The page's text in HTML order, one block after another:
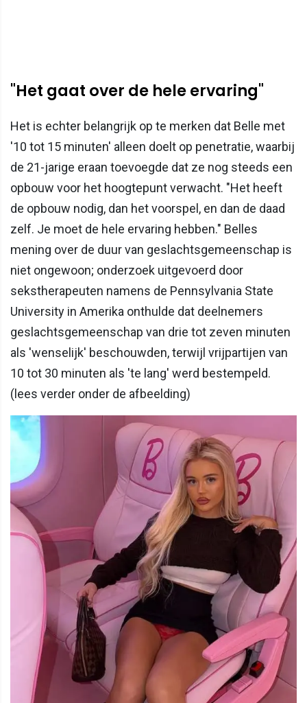
"Het gaat over de hele ervaring"
Het is echter belangrijk op te merken dat Belle met
'10 tot 15 minuten' alleen doelt op penetratie, waarbij
de 21-jarige eraan toevoegde dat ze nog steeds een
opbouw voor het hoogtepunt verwacht. "Het heeft
de opbouw nodig, dan het voorspel, en dan de daad
zelf. Je moet de hele ervaring hebben." Belles
mening over de duur van geslachtsgemeenschap is
niet ongewoon; onderzoek uitgevoerd door
sekstherapeuten namens de Pennsylvania State
University in Amerika onthulde dat deelnemers
geslachtsgemeenschap van drie tot zeven minuten
als 'wenselijk' beschouwden, terwijl vrijpartijen van
10 tot 30 minuten als 'te lang' werd bestempeld.
(lees verder onder de afbeelding)